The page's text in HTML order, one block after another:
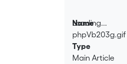
Loading...
Loading...
Name
phpVb203g.gif
Type
Main Article